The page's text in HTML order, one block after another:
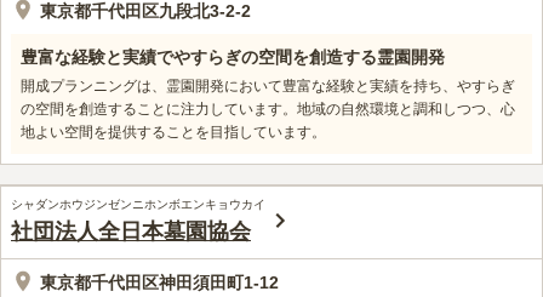
東京都千代田区九段北3-2-2
豊富な経験と実績でやすらぎの空間を創造する霊園開発
開成プランニングは、霊園開発において豊富な経験と実績を持ち、やすらぎ
の空間を創造することに注力しています。地域の自然環境と調和しつつ、心
地よい空間を提供することを目指しています。
シャダンホウジンゼンニホンボエンキョウカイ
社団法人全日本墓園協会
東京都千代田区神田須田町1-12